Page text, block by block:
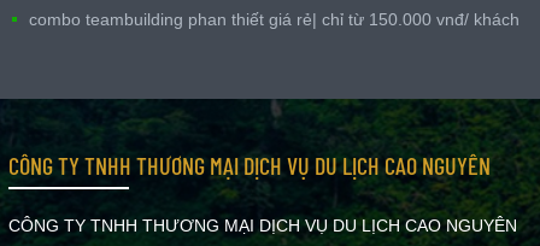
combo teambuilding phan thiết giá rẻ| chỉ từ 150.000 vnđ/ khách
CÔNG TY TNHH THƯƠNG MẠI DỊCH VỤ DU LỊCH CAO NGUYÊN
CÔNG TY TNHH THƯƠNG MẠI DỊCH VỤ DU LỊCH CAO NGUYÊN